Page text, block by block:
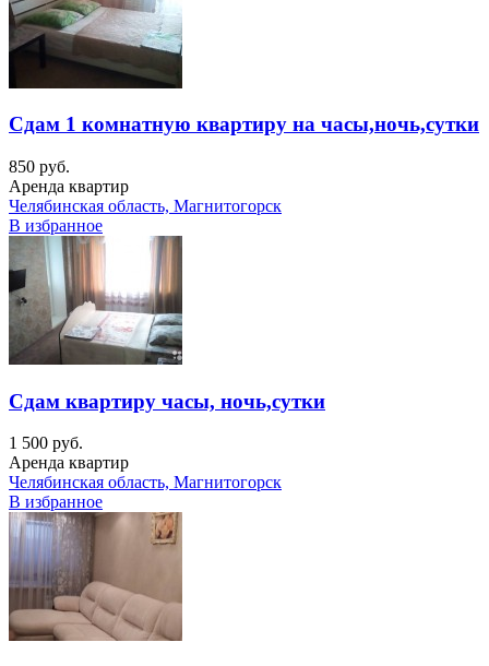
Сдам 1 комнатную квартиру на часы,ночь,сутки
850 руб.
Аренда квартир
Челябинская область, Магнитогорск
В избранное
Сдам квартиру часы, ночь,сутки
1 500 руб.
Аренда квартир
Челябинская область, Магнитогорск
В избранное